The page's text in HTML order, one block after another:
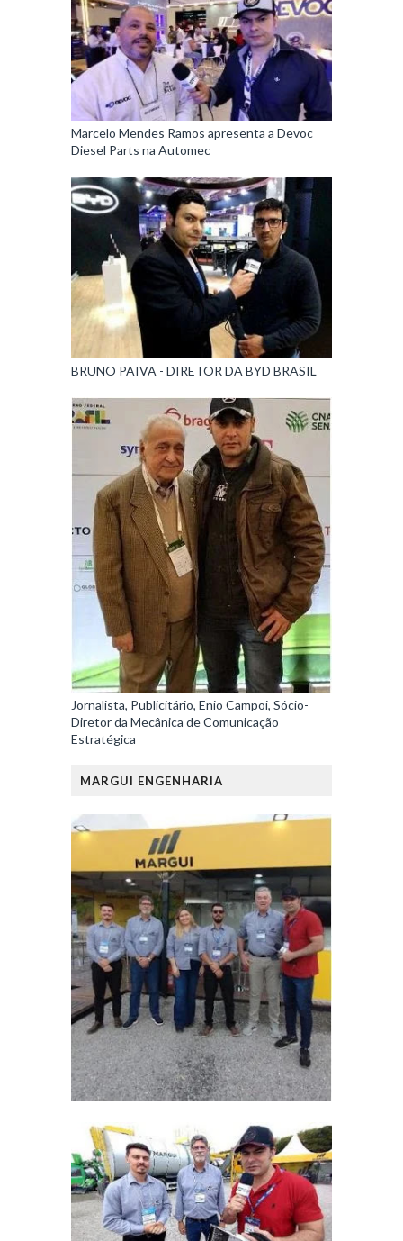
Marcelo Mendes Ramos apresenta a Devoc
Diesel Parts na Automec
BRUNO PAIVA - DIRETOR DA BYD BRASIL
Jornalista, Publicitário, Enio Campoi, Sócio-
Diretor da Mecânica de Comunicação
Estratégica
MARGUI ENGENHARIA